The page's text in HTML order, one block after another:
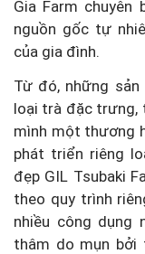
Gia Farm chuyên
nguồn gốc tự
của gia đình.
Từ đó, những
loại trà đặc trưng,
mình một thương
phát triển riêng
đẹp GIL Tsubaki
theo quy trình
nhiều công dụng
thâm do mụn bởi